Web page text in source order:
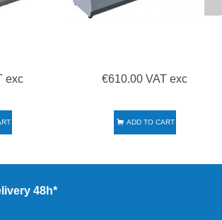
exc €610.00 VAT exc
ADD TO CART
48h*